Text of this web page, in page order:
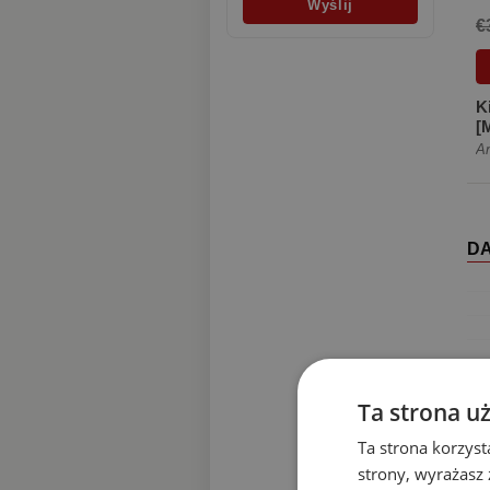
Ta strona
Ta strona
strony, wyrażasz